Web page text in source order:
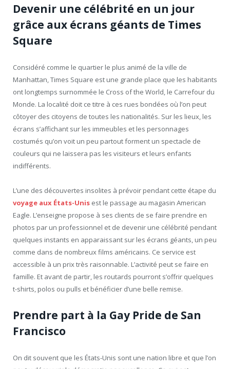
Devenir une célébrité en un jour
grâce aux écrans géants de Times
Square
Considéré comme le quartier le plus animé de la ville de
Manhattan, Times Square est une grande place que les habitants
ont longtemps surnommée le Cross of the World, le Carrefour du
Monde. La localité doit ce titre à ces rues bondées où l’on peut
côtoyer des citoyens de toutes les nationalités. Sur les lieux, les
écrans s’affichant sur les immeubles et les personnages
costumés qu’on voit un peu partout forment un spectacle de
couleurs qui ne laissera pas les visiteurs et leurs enfants
indifférents.
L’une des découvertes insolites à prévoir pendant cette étape du
voyage aux États-Unis est le passage au magasin American
Eagle. L’enseigne propose à ses clients de se faire prendre en
photos par un professionnel et de devenir une célébrité pendant
quelques instants en apparaissant sur les écrans géants, un peu
comme dans de nombreux films américains. Ce service est
accessible à un prix très raisonnable. L’activité peut se faire en
famille. Et avant de partir, les routards pourront s’offrir quelques
t-shirts, polos ou pulls et bénéficier d’une belle remise.
Prendre part à la Gay Pride de San
Francisco
On dit souvent que les États-Unis sont une nation libre et que l’on